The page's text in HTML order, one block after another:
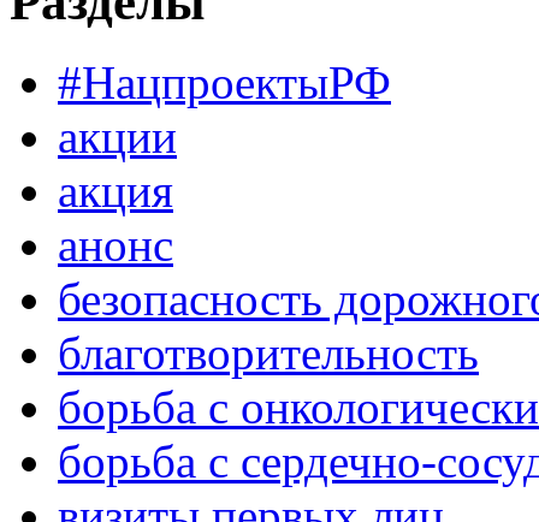
#НацпроектыРФ
акции
акция
анонс
безопасность
благотворительность
борьба с
борьба с сердечно-